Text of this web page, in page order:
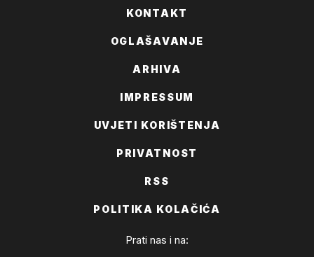
KONTAKT
OGLAŠAVANJE
ARHIVA
IMPRESSUM
UVJETI KORIŠTENJA
PRIVATNOST
RSS
POLITIKA KOLAČIĆA
Prati nas i na: